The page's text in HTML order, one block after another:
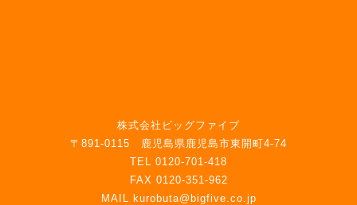
株式会社ビッグファイブ
〒891-0115 鹿児島県鹿児島市東開町4-74
TEL 0120-701-418
FAX 0120-351-962
MAIL kurobuta@bigfive.co.jp